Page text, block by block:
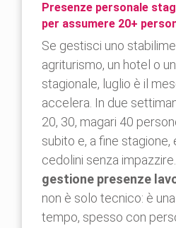
Presenze personale
per assumere 20+
Se gestisci uno
agriturismo, un hotel o
stagionale, luglio è il
accelera. In due
20, 30, magari 40
subito e, a fine
cedolini senza
gestione presenze
non è solo tecnico: è
tempo, spesso con